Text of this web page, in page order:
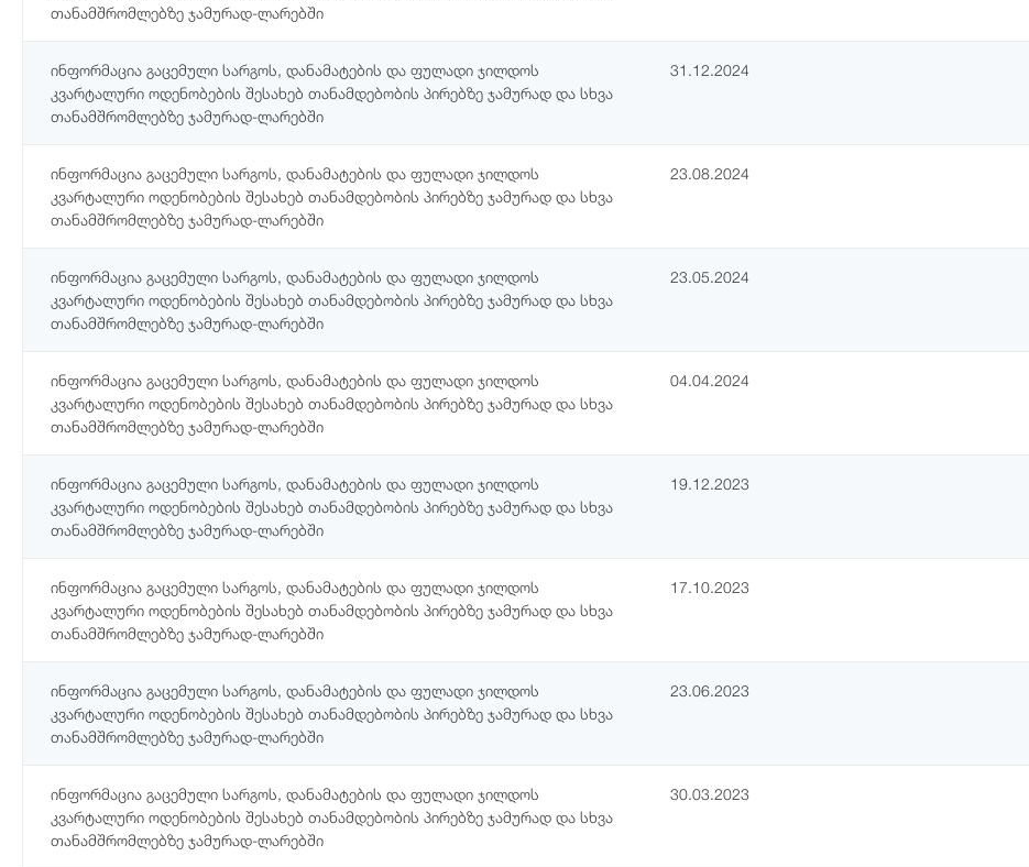
თანამშრომლებზე ჯამურად-ლარებში
ინფორმაცია გაცემული სარგოს, დანამატების და ფულადი ჯილდოს
კვარტალური ოდენობების შესახებ თანამდებობის პირებზე ჯამურად და სხვა
თანამშრომლებზე ჯამურად-ლარებში
31.12.2024
ინფორმაცია გაცემული სარგოს, დანამატების და ფულადი ჯილდოს
კვარტალური ოდენობების შესახებ თანამდებობის პირებზე ჯამურად და სხვა
თანამშრომლებზე ჯამურად-ლარებში
23.08.2024
ინფორმაცია გაცემული სარგოს, დანამატების და ფულადი ჯილდოს
კვარტალური ოდენობების შესახებ თანამდებობის პირებზე ჯამურად და სხვა
თანამშრომლებზე ჯამურად-ლარებში
23.05.2024
ინფორმაცია გაცემული სარგოს, დანამატების და ფულადი ჯილდოს
კვარტალური ოდენობების შესახებ თანამდებობის პირებზე ჯამურად და სხვა
თანამშრომლებზე ჯამურად-ლარებში
04.04.2024
ინფორმაცია გაცემული სარგოს, დანამატების და ფულადი ჯილდოს
კვარტალური ოდენობების შესახებ თანამდებობის პირებზე ჯამურად და სხვა
თანამშრომლებზე ჯამურად-ლარებში
19.12.2023
ინფორმაცია გაცემული სარგოს, დანამატების და ფულადი ჯილდოს
კვარტალური ოდენობების შესახებ თანამდებობის პირებზე ჯამურად და სხვა
თანამშრომლებზე ჯამურად-ლარებში
17.10.2023
ინფორმაცია გაცემული სარგოს, დანამატების და ფულადი ჯილდოს
კვარტალური ოდენობების შესახებ თანამდებობის პირებზე ჯამურად და სხვა
თანამშრომლებზე ჯამურად-ლარებში
23.06.2023
ინფორმაცია გაცემული სარგოს, დანამატების და ფულადი ჯილდოს
კვარტალური ოდენობების შესახებ თანამდებობის პირებზე ჯამურად და სხვა
თანამშრომლებზე ჯამურად-ლარებში
30.03.2023